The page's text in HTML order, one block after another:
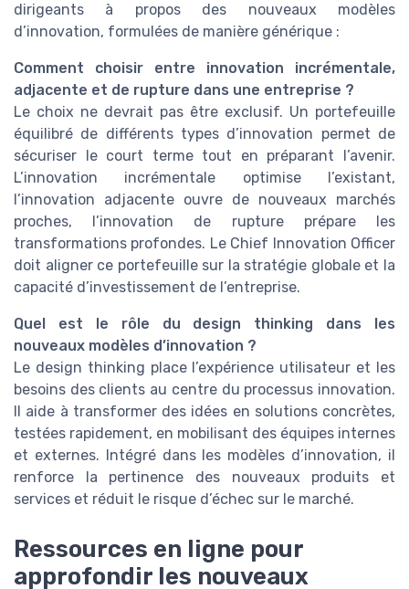
dirigeants à propos des nouveaux modèles
d’innovation, formulées de manière générique :
Comment choisir entre innovation incrémentale,
adjacente et de rupture dans une entreprise ?
Le choix ne devrait pas être exclusif. Un portefeuille
équilibré de différents types d’innovation permet de
sécuriser le court terme tout en préparant l’avenir.
L’innovation incrémentale optimise l’existant,
l’innovation adjacente ouvre de nouveaux marchés
proches, l’innovation de rupture prépare les
transformations profondes. Le Chief Innovation Officer
doit aligner ce portefeuille sur la stratégie globale et la
capacité d’investissement de l’entreprise.
Quel est le rôle du design thinking dans les
nouveaux modèles d’innovation ?
Le design thinking place l’expérience utilisateur et les
besoins des clients au centre du processus innovation.
Il aide à transformer des idées en solutions concrètes,
testées rapidement, en mobilisant des équipes internes
et externes. Intégré dans les modèles d’innovation, il
renforce la pertinence des nouveaux produits et
services et réduit le risque d’échec sur le marché.
Ressources en ligne pour
approfondir les nouveaux